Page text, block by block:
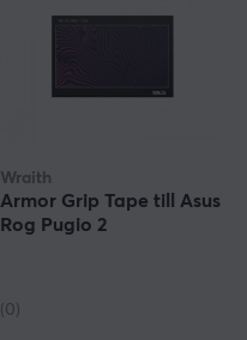
Wraith
Armor Grip Tape till Asus
Rog Pugio 2
(0)